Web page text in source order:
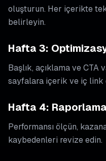
oluşturun. Her içerikte
belirleyin.
Hafta 3:
Başlık, açıklama ve CTA
sayfalara içerik ve iç link
Hafta 4:
Performansı ölçün,
kaybedenleri revize edin.